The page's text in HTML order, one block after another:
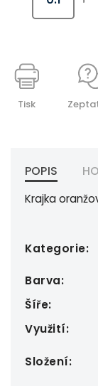
Tisk
POPIS
Krajka
Kategorie:
Barva:
Šíře:
Využití:
Složení: